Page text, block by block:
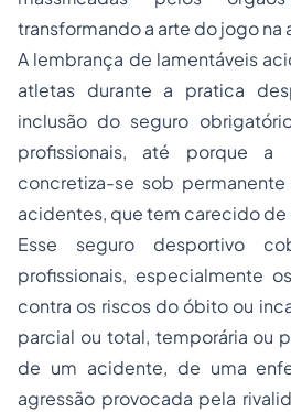
transformando a arte do jogo na
A lembrança de lamentáveis
atletas durante a pratica
inclusão do seguro
profissionais, até porque a
concretiza-se sob
acidentes, que tem carecido
Esse seguro desportivo
profissionais, especialmente
contra os riscos do óbito ou
parcial ou total, temporária ou
de um acidente, de uma
agressão provocada pela